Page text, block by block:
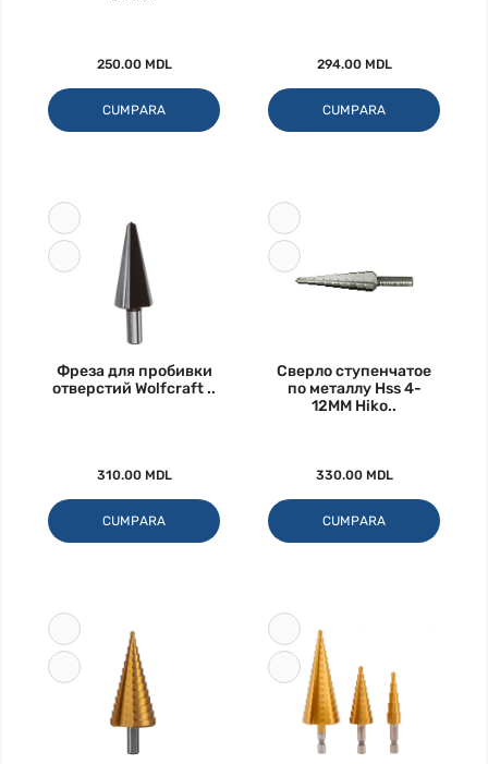
250.00 MDL
CUMPARA
294.00 MDL
CUMPARA
Фреза для пробивки
отверстий Wolfcraft ..
310.00 MDL
CUMPARA
Сверло ступенчатое
по металлу Hss 4-
12MM Hiko..
330.00 MDL
CUMPARA